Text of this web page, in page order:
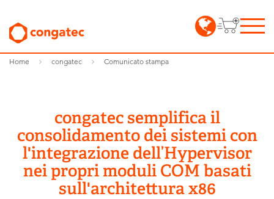
Home congatec Comunicato stampa
congatec semplifica il
consolidamento dei sistemi con
l'integrazione dell’Hypervisor
nei propri moduli COM basati
sull'architettura x86